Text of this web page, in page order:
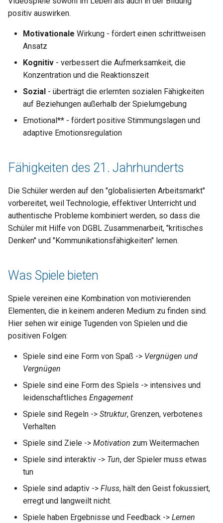
Empfindung und
Logisches Denken und
Verstehen
Lernprinzipien
Was wir mit EVG lernen
Wann und warum EVGs
16 Gründe, warum EVGs im
Unterricht eingesetzt werden
sollten
positiv auswirken.
Motivationale Wirkung - fördert einen schrittweisen
Ansatz
Kognitiv - verbessert die Aufmerksamkeit, die
Konzentration und die Reaktionszeit
Sozial - überträgt die erlernten sozialen Fähigkeiten
auf Beziehungen außerhalb der Spielumgebung
Emotional** - fördert positive Stimmungslagen und
adaptive Emotionsregulation
Fähigkeiten des 21. Jahrhunderts
Die Schüler werden auf den "globalisierten Arbeitsmarkt"
vorbereitet, weil Technologie, effektiver Unterricht und
authentische Probleme kombiniert werden, so dass die
Schüler mit Hilfe von DGBL Zusammenarbeit, "kritisches
Denken" und "Kommunikationsfähigkeiten" lernen.
Was Spiele bieten
Spiele vereinen eine Kombination von motivierenden
Elementen, die in keinem anderen Medium zu finden sind.
Hier sehen wir einige Tugenden von Spielen und die
positiven Folgen:
Spiele sind eine Form von Spaß -> Vergnügen und
Vergnügen
Spiele sind eine Form des Spiels -> intensives und
leidenschaftliches Engagement
Spiele sind Regeln -> Struktur, Grenzen, verbotenes
Verhalten
Spiele sind Ziele -> Motivation zum Weitermachen
Spiele sind interaktiv -> Tun, der Spieler muss etwas
tun
Spiele sind adaptiv -> Fluss, hält den Geist fokussiert,
erregt und langweilt nicht.
Spiele haben Ergebnisse und Feedback -> Lernen